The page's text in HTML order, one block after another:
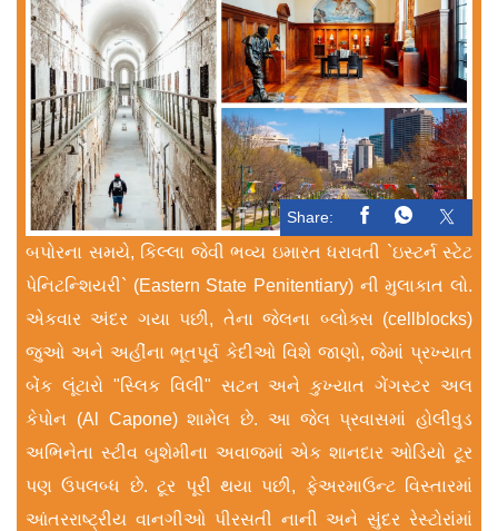
Share:
બપોરના સમયે, કિલ્લા જેવી ભવ્ય ઇમારત ધરાવતી `ઇસ્ટર્ન સ્ટેટ
પેનિટન્શિયરી` (Eastern State Penitentiary) ની મુલાકાત લો.
એકવાર અંદર ગયા પછી, તેના જેલના બ્લોક્સ (cellblocks)
જુઓ અને અહીંના ભૂતપૂર્વ કેદીઓ વિશે જાણો, જેમાં પ્રખ્યાત
બેંક લૂંટારો "સ્લિક વિલી" સટન અને કુખ્યાત ગેંગસ્ટર અલ
કેપોન (Al Capone) શામેલ છે. આ જેલ પ્રવાસમાં હોલીવુડ
અભિનેતા સ્ટીવ બુશેમીના અવાજમાં એક શાનદાર ઓડિયો ટૂર
પણ ઉપલબ્ધ છે. ટૂર પૂરી થયા પછી, ફેઅરમાઉન્ટ વિસ્તારમાં
આંતરરાષ્ટ્રીય વાનગીઓ પીરસતી નાની અને સુંદર રેસ્ટોરાંમાં